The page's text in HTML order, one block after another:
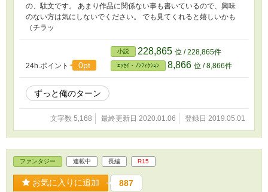
の、駄文です。 あまり作品に関係ない事も書いているので、興味
のない方は気にしないでください。 でも見てくれると嬉しいかも
（チラッ
24h.ポイント 0pt
小説 228,865 位 / 228,865件
ｴｯｾｲ・ﾉﾝﾌｨｸｼｮﾝ 8,866 位 / 8,866件
ずっと俺のターン
文字数 5,168 最終更新日 2020.01.06 登録日 2019.05.01
ファンタジー 連載中 長編 R15
お気に入りに追加 887